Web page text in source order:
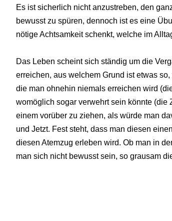
Es ist sicherlich nicht anzustreben, den
bewusst zu spüren, dennoch ist es eine
nötige Achtsamkeit schenkt, welche im
Das Leben scheint sich ständig um die
erreichen, aus welchem Grund ist etwas
die man ohnehin niemals erreichen wird
womöglich sogar verwehrt sein könnte (die
einem vorüber zu ziehen, als würde man
und Jetzt. Fest steht, dass man diesen
diesen Atemzug erleben wird. Ob man in
man sich nicht bewusst sein, so grausam